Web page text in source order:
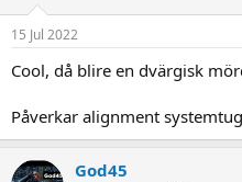
s
15 Jul 2022
Cool, då blire en dvärgisk
Påverkar alignment
God45